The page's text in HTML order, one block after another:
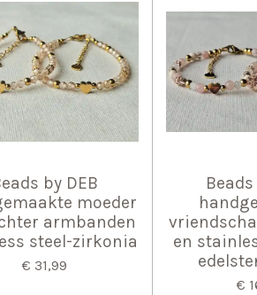
by DEB
moeder
armbanden
steel-zirkonia
€ 31,99
en
€